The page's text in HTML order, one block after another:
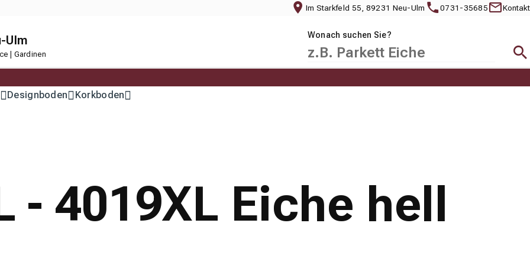
Im Starkfeld 55, 89231 Neu-Ulm 0731-35685 Kontakt
Ulm
| Gardinen
Wonach suchen Sie?
Designboden Korkboden
- 4019XL Eiche hell